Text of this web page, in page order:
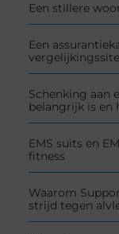
Een stillere
Een
vergelijkingssite
Schenking aan
belangrijk is en
EMS suits en
fitness
Waarom
strijd tegen